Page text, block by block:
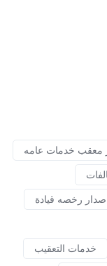
معقب خدمات عامه
رخصه قيادة
خدمات التعقيب